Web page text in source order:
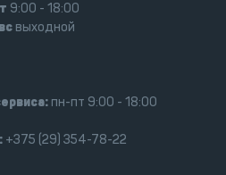
9:00 - 18:00
выходной
пн-пт 9:00 - 18:00
+375 (29) 354-78-22